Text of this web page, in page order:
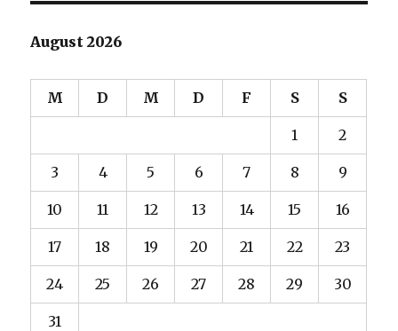
August 2026
M D M D F S S
1 2
3 4 5 6 7 8 9
10 11 12 13 14 15 16
17 18 19 20 21 22 23
24 25 26 27 28 29 30
31